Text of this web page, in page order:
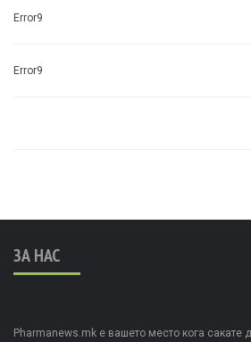
Error9
Error9
ЗА НАС
Pharmanews.mk е вашето место кога сакате